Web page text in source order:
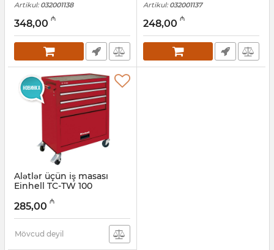
Artikul: 032001138
348,00 ₼
Artikul: 032001137
248,00 ₼
Alətlər üçün iş masası
Einhell TC-TW 100
Artikul: 017011057
285,00 ₼
Mövcud deyil